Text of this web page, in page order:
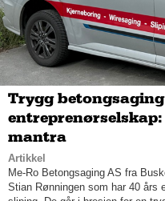
Trygg
mantra
Artikkel
Me-Ro Betongsaging AS fra
Stian Rønningen som har 40 års